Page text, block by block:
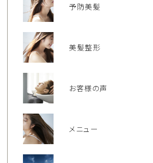
予防美髪
美髪整形
お客様の声
メニュー